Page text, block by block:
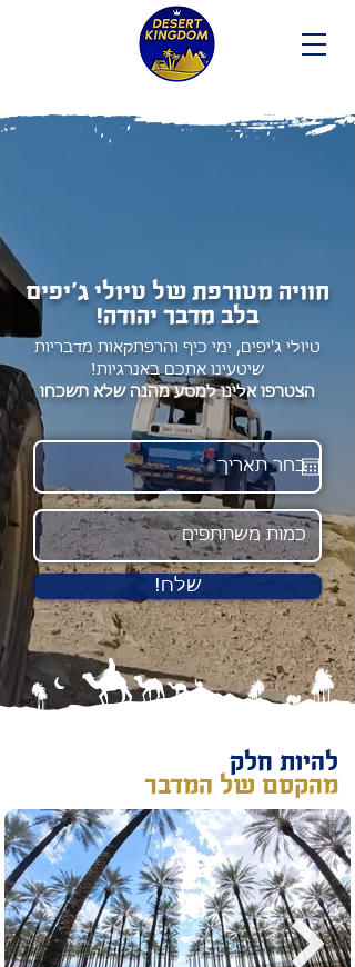
חוויה מטורפת של טיולי ג'יפים
בלב מדבר יהודה!
טיולי ג'יפים, ימי כיף והרפתקאות מדבריות
שיטעינו אתכם באנרגיות!
הצטרפו אלינו למסע מהנה שלא תשכחו
!שלח
להיות חלק
מהקסם של המדבר